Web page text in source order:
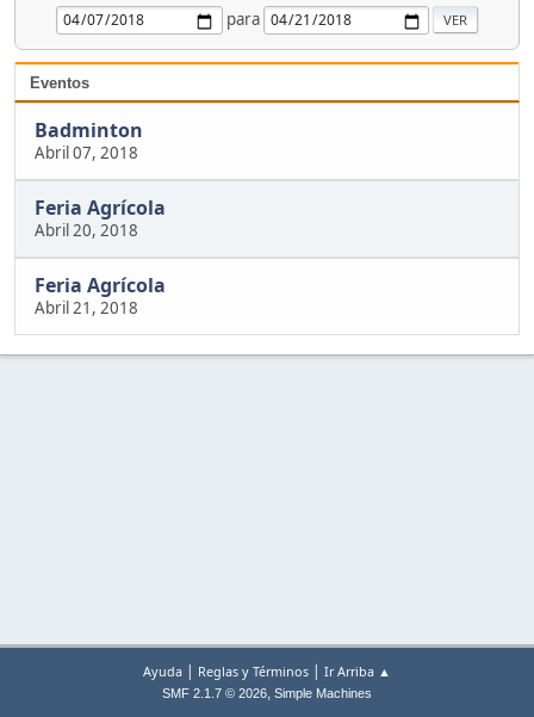
para
Eventos
Badminton
Abril 07, 2018
Feria Agrícola
Abril 20, 2018
Feria Agrícola
Abril 21, 2018
Ayuda | Reglas y Términos | Ir Arriba ▲
SMF 2.1.7 © 2026, Simple Machines